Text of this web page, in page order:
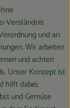
Verständnis
und an
Wir arbeiten
und achten
Unser Konzept ist
hilft dabei,
und Gemüse